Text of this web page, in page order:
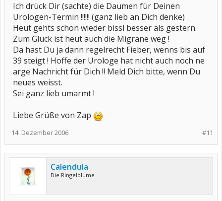
Ich drück Dir (sachte) die Daumen für Deinen
Urologen-Termin !!!!!! (ganz lieb an Dich denke)
Heut gehts schon wieder bissl besser als gestern.
Zum Glück ist heut auch die Migräne weg !
Da hast Du ja dann regelrecht Fieber, wenns bis auf
39 steigt ! Hoffe der Urologe hat nicht auch noch ne
arge Nachricht für Dich !! Meld Dich bitte, wenn Du
neues weisst.
Sei ganz lieb umarmt !
Liebe Grüße von Zap
#11
14. Dezember 2006
Calendula
Die Ringelblume